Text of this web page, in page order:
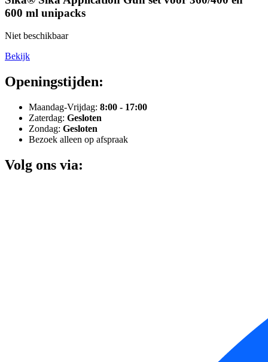
600 ml unipacks
Niet beschikbaar
Bekijk
Openingstijden:
Maandag-Vrijdag: 8:00 - 17:00
Zaterdag: Gesloten
Zondag: Gesloten
Bezoek alleen op afspraak
Volg ons via: